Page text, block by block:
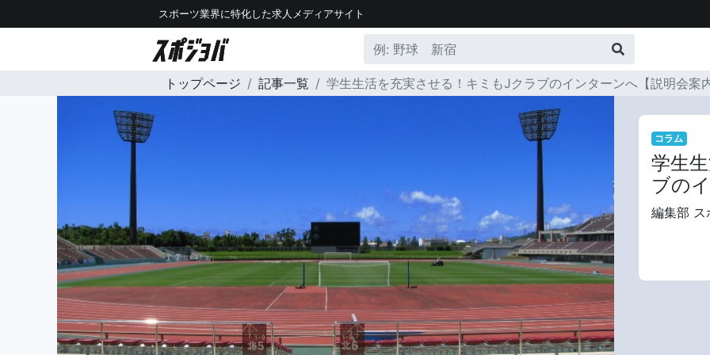
スポーツ業界に特化した求人メディアサイト
トップページ 記事一覧 学生生活を充実させる！キミもJクラブのインターンへ【説明会案
コラム
学生
ブの
編集部 ス